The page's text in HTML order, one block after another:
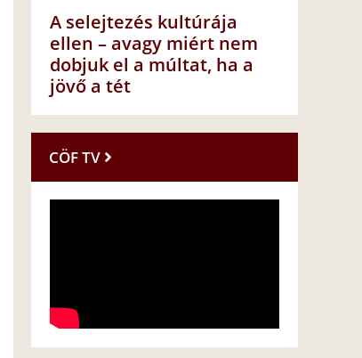
A selejtezés kultúrája
ellen – avagy miért nem
dobjuk el a múltat, ha a
jövő a tét
CÖF TV